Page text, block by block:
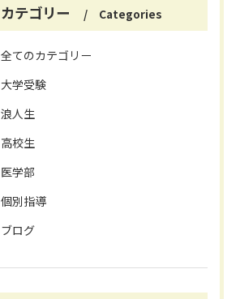
カテゴリー Categories
全てのカテゴリー
大学受験
浪人生
高校生
医学部
個別指導
ブログ